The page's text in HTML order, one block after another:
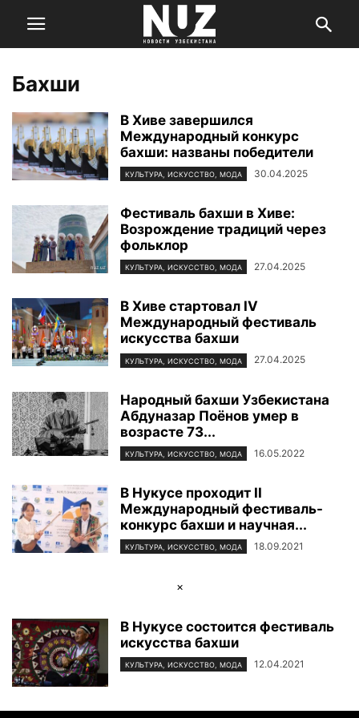
Бахши
В Хиве завершился
Международный конкурс
бахши: названы победители
КУЛЬТУРА, ИСКУССТВО, МОДА 30.04.2025
Фестиваль бахши в Хиве:
Возрождение традиций через
фольклор
КУЛЬТУРА, ИСКУССТВО, МОДА 27.04.2025
В Хиве стартовал IV
Международный фестиваль
искусства бахши
КУЛЬТУРА, ИСКУССТВО, МОДА 27.04.2025
Народный бахши Узбекистана
Абдуназар Поёнов умер в
возрасте 73...
КУЛЬТУРА, ИСКУССТВО, МОДА 16.05.2022
В Нукусе проходит II
Международный фестиваль-
конкурс бахши и научная...
КУЛЬТУРА, ИСКУССТВО, МОДА 18.09.2021
×
В Нукусе состоится фестиваль
искусства бахши
КУЛЬТУРА, ИСКУССТВО, МОДА 12.04.2021